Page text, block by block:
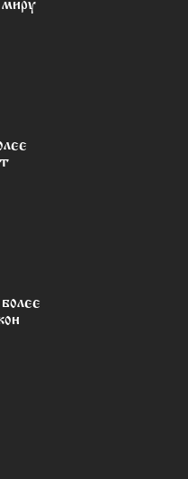
миру